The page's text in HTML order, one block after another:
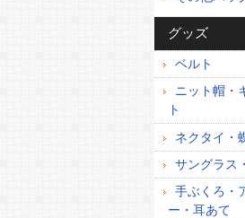
グッズ
ベルト
ニット帽・
ト
ネクタイ・
サングラス
手ぶくろ・
ー・耳あて